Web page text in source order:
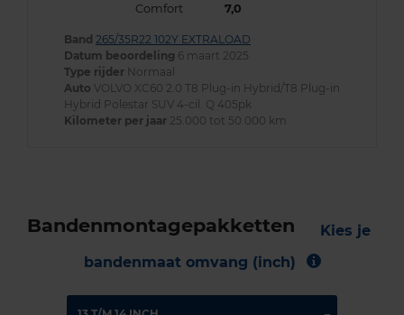
Comfort
7,0
Band 265/35R22 102Y EXTRALOAD
Datum beoordeling 6 maart 2025
Type rijder Normaal
Auto VOLVO XC60 2.0 T8 Plug-in Hybrid/T8 Plug-in
Hybrid Polestar SUV 4-cil. Q 405pk
Kilometer per jaar 25.000 tot 50.000 km
Bandenmontagepakketten
Kies je
bandenmaat omvang (inch)